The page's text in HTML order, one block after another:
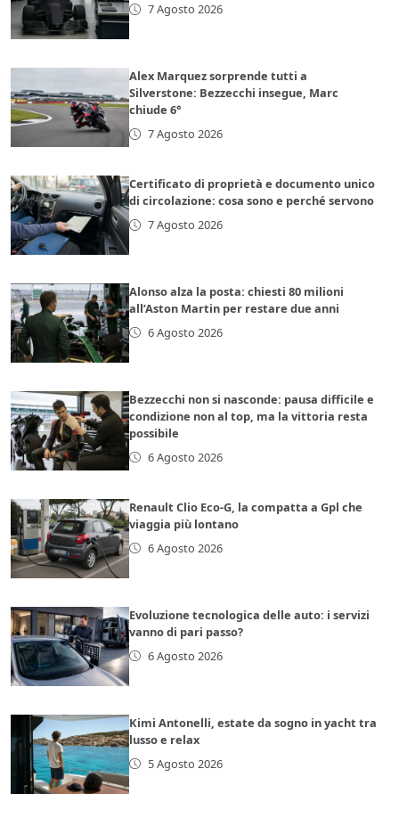
7 Agosto 2026
Alex Marquez sorprende tutti a
Silverstone: Bezzecchi insegue, Marc
chiude 6°
7 Agosto 2026
Certificato di proprietà e documento unico
di circolazione: cosa sono e perché servono
7 Agosto 2026
Alonso alza la posta: chiesti 80 milioni
all’Aston Martin per restare due anni
6 Agosto 2026
Bezzecchi non si nasconde: pausa difficile e
condizione non al top, ma la vittoria resta
possibile
6 Agosto 2026
Renault Clio Eco-G, la compatta a Gpl che
viaggia più lontano
6 Agosto 2026
Evoluzione tecnologica delle auto: i servizi
vanno di pari passo?
6 Agosto 2026
Kimi Antonelli, estate da sogno in yacht tra
lusso e relax
5 Agosto 2026